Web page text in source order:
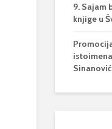
9. Sajam
knjige u